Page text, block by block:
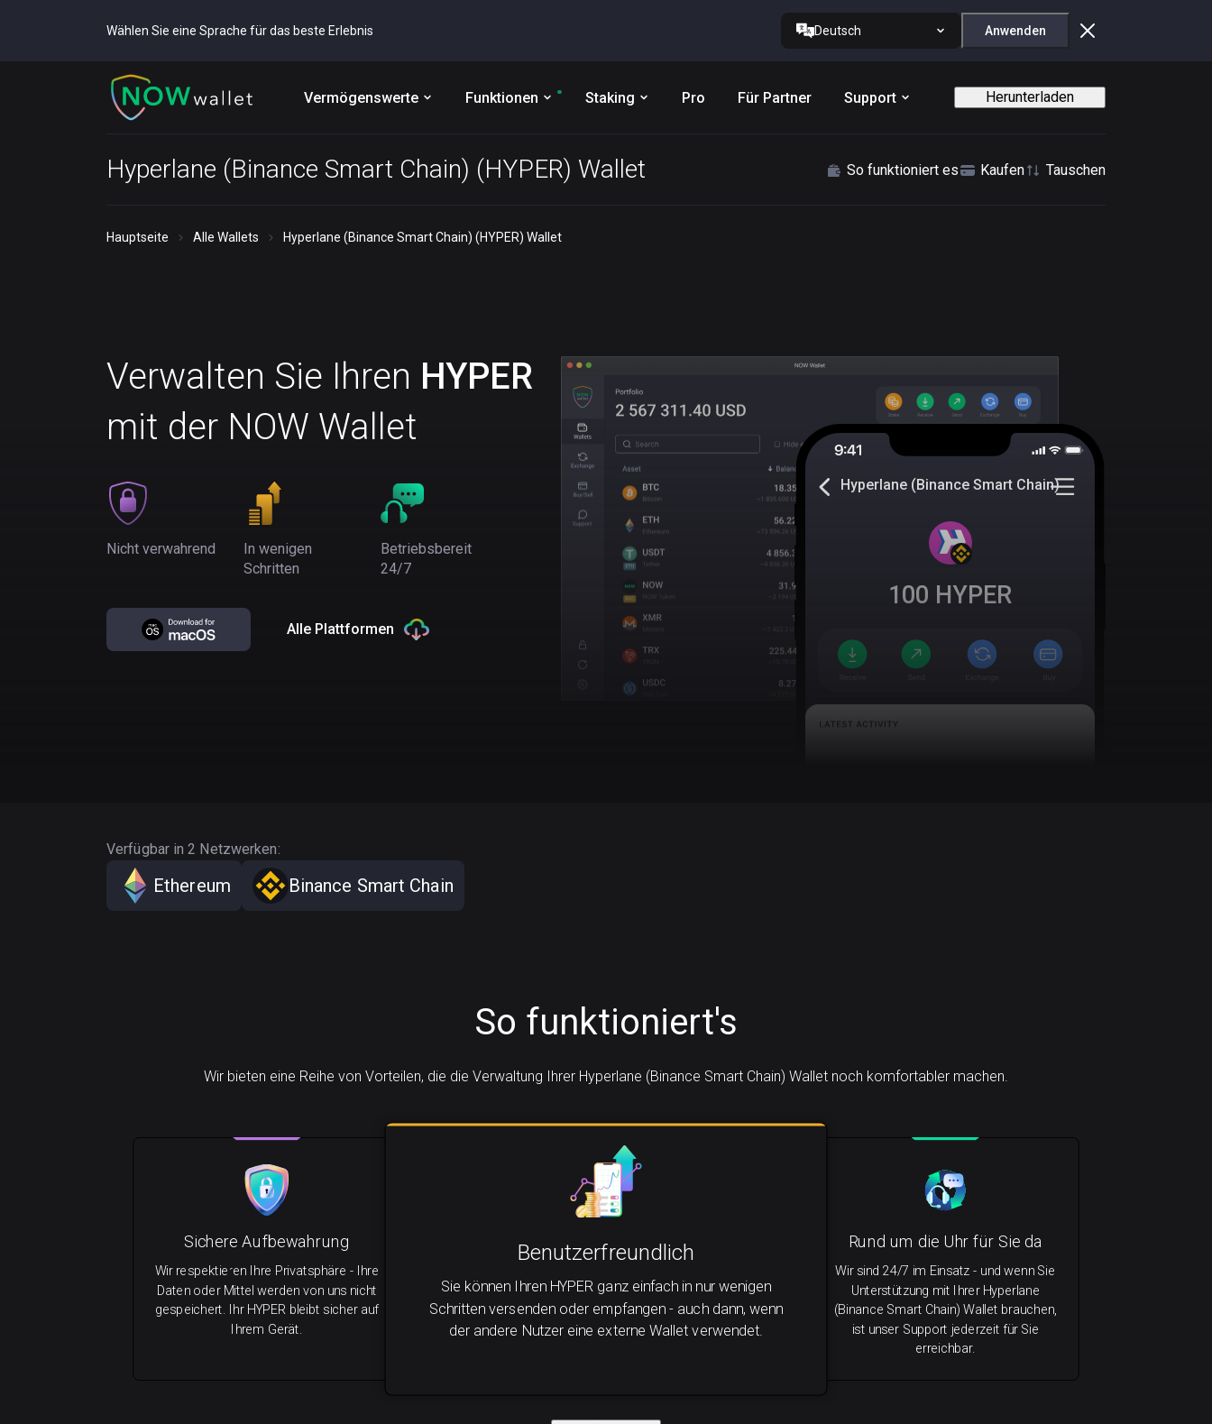
Wählen Sie eine Sprache für das beste Erlebnis Deutsch Anwenden
Vermögenswerte Funktionen Staking Pro Für Partner Support Herunterladen
Hyperlane (Binance Smart Chain) (HYPER) Wallet So funktioniert es Kaufen Tauschen
Hauptseite Alle Wallets Hyperlane (Binance Smart Chain) (HYPER) Wallet
Verwalten Sie Ihren HYPER
mit der NOW Wallet
Nicht verwahrend
In wenigen
Schritten
Betriebsbereit
24/7
Alle Plattformen
Hyperlane (Binance Smart Chain)
100 HYPER
Verfügbar in 2 Netzwerken:
Ethereum Binance Smart Chain
So funktioniert's
Wir bieten eine Reihe von Vorteilen, die die Verwaltung Ihrer Hyperlane (Binance Smart Chain) Wallet noch komfortabler machen.
Benutzerfreundlich
Sie können Ihren HYPER ganz einfach in nur wenigen
Schritten versenden oder empfangen - auch dann, wenn
der andere Nutzer eine externe Wallet verwendet.
Rund um die Uhr für Sie da
Wir sind 24/7 im Einsatz - und wenn Sie
Unterstützung mit Ihrer Hyperlane
(Binance Smart Chain) Wallet brauchen,
ist unser Support jederzeit für Sie
erreichbar.
Sichere Aufbewahrung
Wir respektieren Ihre Privatsphäre - Ihre
Daten oder Mittel werden von uns nicht
gespeichert. Ihr HYPER bleibt sicher auf
Ihrem Gerät.